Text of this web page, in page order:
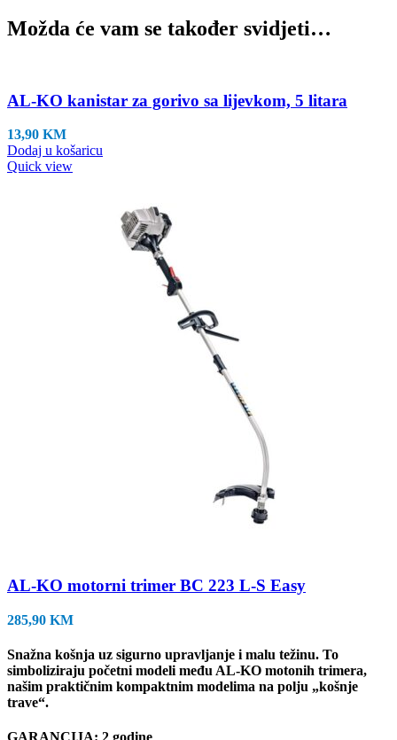
Možda će vam se također svidjeti…
AL-KO kanistar za gorivo sa lijevkom, 5 litara
13,90 KM
Dodaj u košaricu
Quick view
AL-KO motorni trimer BC 223 L-S Easy
285,90 KM
Snažna košnja uz sigurno upravljanje i malu težinu. To
simboliziraju početni modeli među AL-KO motonih trimera,
našim praktičnim kompaktnim modelima na polju „košnje
trave“.